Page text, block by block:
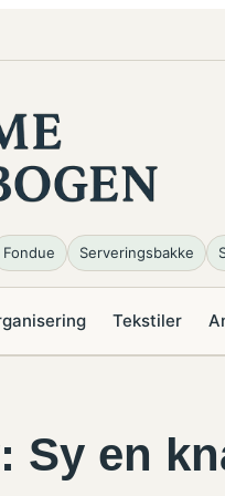
Fondue Serveringsbakke
Tekstiler
Sy en